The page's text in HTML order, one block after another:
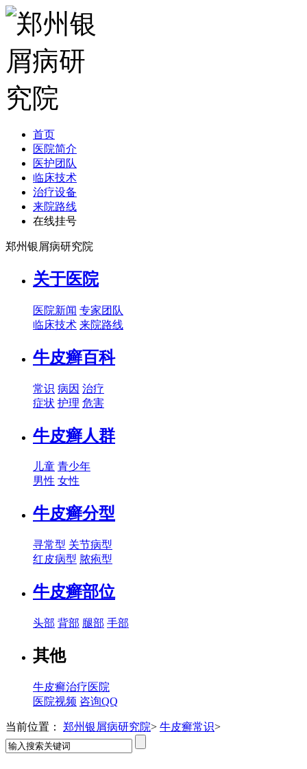
首页
医院简介
医护团队
临床技术
治疗设备
来院路线
在线挂号
郑州银屑病研究院
关于医院
医院新闻 专家团队
临床技术 来院路线
牛皮癣百科
常识 病因 治疗
症状 护理 危害
牛皮癣人群
儿童 青少年
男性 女性
牛皮癣分型
寻常型 关节病型
红皮病型 脓疱型
牛皮癣部位
头部 背部 腿部 手部
其他
牛皮癣治疗医院
医院视频 咨询QQ
当前位置： 郑州银屑病研究院> 牛皮癣常识>